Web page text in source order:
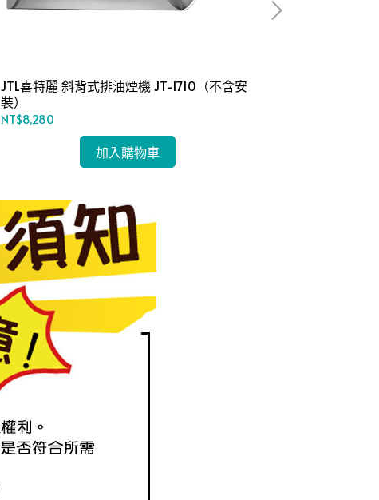
JTL喜特麗 斜背式排油煙機 JT-1710（不含安
裝）
NT$8,280
加入購物車